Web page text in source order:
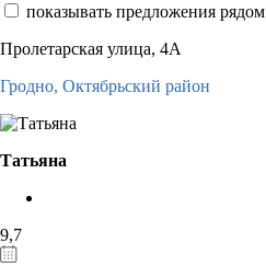
показывать предложения рядом
Пролетарская улица, 4А
Гродно, Октябрьский район
Татьяна
9,7